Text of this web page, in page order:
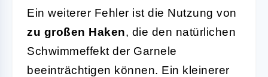
Ein weiterer Fehler ist die Nutzung von
zu großen Haken, die den natürlichen
Schwimmeffekt der Garnele
beeinträchtigen können. Ein kleinerer